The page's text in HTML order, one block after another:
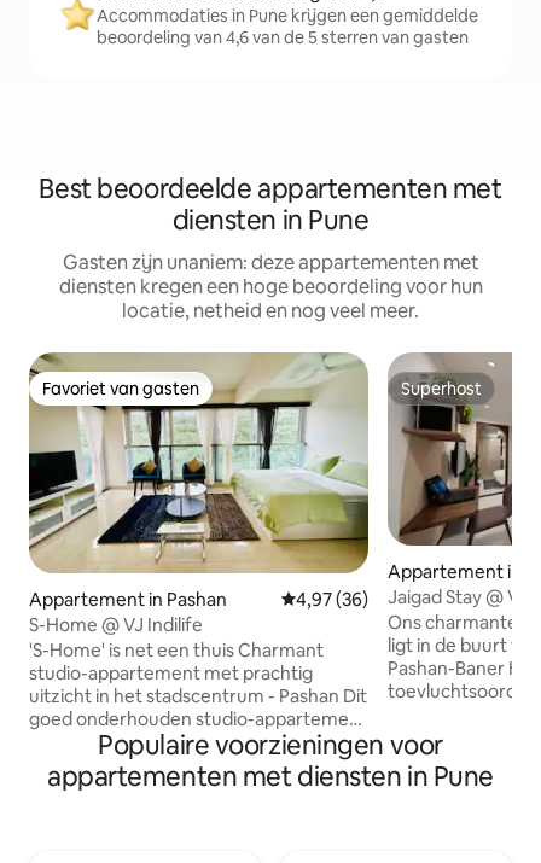
Accommodaties in Pune krijgen een gemiddelde
beoordeling van 4,6 van de 5 sterren van gasten
Best beoordeelde appartementen met
diensten in Pune
Gasten zijn unaniem: deze appartementen met
diensten kregen een hoge beoordeling voor hun
locatie, netheid en nog veel meer.
Favoriet van gasten
Favoriet van gasten
Appartement in Pashan Gemiddelde beoordeling van
4,97 (36)
S-Home @ VJ Indilife
'S-Home' is net een thuis Charmant
studio-appartement met prachtig
uitzicht in het stadscentrum - Pashan Dit
goed onderhouden studio-appartement
biedt moderne voorzieningen en een
stijlvolle, luchtige sfeer die zorgt voor
een comfortabel verblijf Toplocatie:
Superhost
Superhost
Appartement in
Jaigad Stay @ VJ
Pune
Ons charmante
ligt in de buurt
Pashan-Baner
toevluchtsoord
bent of een
warmte van een
Gelegen in de
Populaire voorzieningen voor
appartementen met diensten in Pune